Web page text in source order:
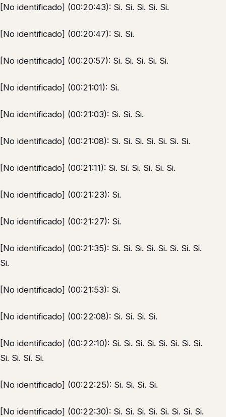
[No identificado] (00:20:43): Si. Si. Si. Si. Si.
[No identificado] (00:20:47): Si. Si.
[No identificado] (00:20:57): Si. Si. Si. Si. Si.
[No identificado] (00:21:01): Si.
[No identificado] (00:21:03): Si. Si. Si.
[No identificado] (00:21:08): Si. Si. Si. Si. Si. Si. Si.
[No identificado] (00:21:11): Si. Si. Si. Si. Si. Si.
[No identificado] (00:21:23): Si.
[No identificado] (00:21:27): Si.
[No identificado] (00:21:35): Si. Si. Si. Si. Si. Si. Si. Si.
Si.
[No identificado] (00:21:53): Si.
[No identificado] (00:22:08): Si. Si. Si. Si.
[No identificado] (00:22:10): Si. Si. Si. Si. Si. Si. Si. Si.
Si. Si. Si. Si.
[No identificado] (00:22:25): Si. Si. Si. Si.
[No identificado] (00:22:30): Si. Si. Si. Si. Si. Si. Si. Si.